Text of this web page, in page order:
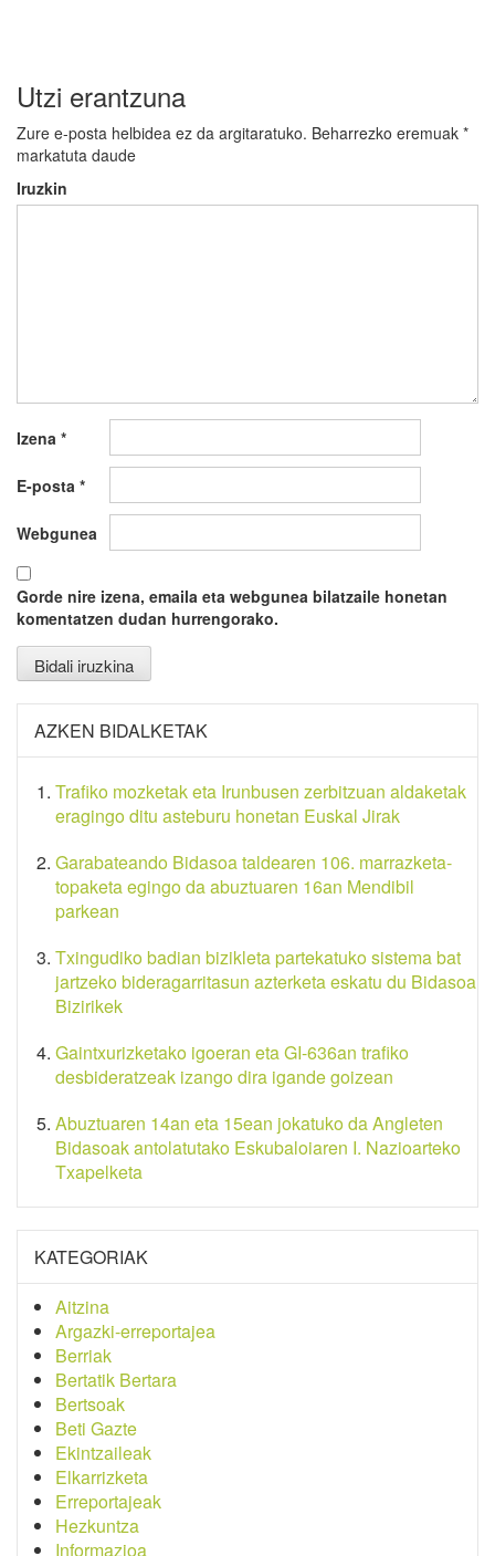
Utzi erantzuna
Zure e-posta helbidea ez da argitaratuko. Beharrezko eremuak *
markatuta daude
Iruzkin
Izena *
E-posta *
Webgunea
Gorde nire izena, emaila eta webgunea bilatzaile honetan
komentatzen dudan hurrengorako.
AZKEN BIDALKETAK
Trafiko mozketak eta Irunbusen zerbitzuan aldaketak
eragingo ditu asteburu honetan Euskal Jirak
Garabateando Bidasoa taldearen 106. marrazketa-
topaketa egingo da abuztuaren 16an Mendibil
parkean
Txingudiko badian bizikleta partekatuko sistema bat
jartzeko bideragarritasun azterketa eskatu du Bidasoa
Bizirikek
Gaintxurizketako igoeran eta GI-636an trafiko
desbideratzeak izango dira igande goizean
Abuztuaren 14an eta 15ean jokatuko da Angleten
Bidasoak antolatutako Eskubaloiaren I. Nazioarteko
Txapelketa
KATEGORIAK
Aitzina
Argazki-erreportajea
Berriak
Bertatik Bertara
Bertsoak
Beti Gazte
Ekintzaileak
Elkarrizketa
Erreportajeak
Hezkuntza
Informazioa